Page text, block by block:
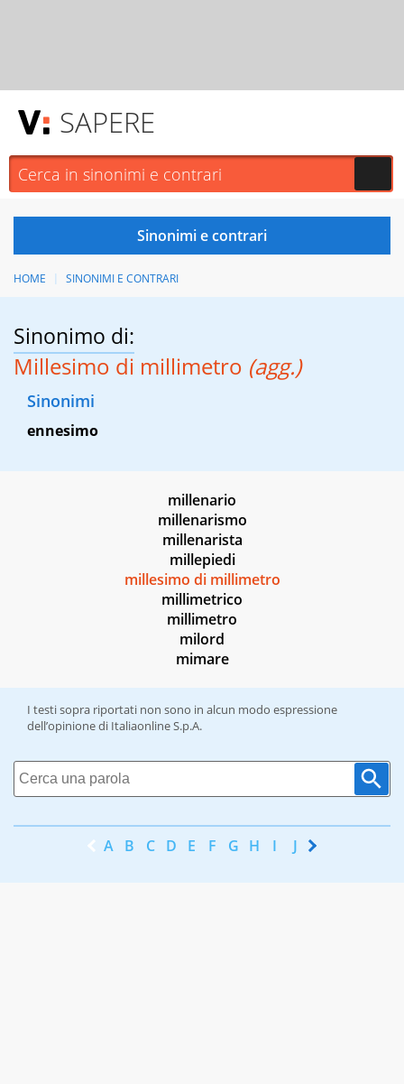
SAPERE
HOME SINONIMI E CONTRARI
Sinonimo di:
Millesimo di millimetro (agg.)
Sinonimi
ennesimo
millenario
millenarismo
millenarista
millepiedi
millesimo di millimetro
millimetrico
millimetro
milord
mimare
I testi sopra riportati non sono in alcun modo espressione
dell’opinione di Italiaonline S.p.A.
A B C D E F G H I J K